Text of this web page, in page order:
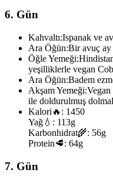
6. Gün
Kahvaltı:Ispanak ve
Ara Öğün:Bir avuç ay
Öğle Yemeği:
yeşilliklerle vegan
Ara Öğün:Badem
Akşam Yemeği:Vegan
ile doldurulmuş
Kalori 🔥: 1450
Yağ 💧: 113g
Karbonhidrat🌾: 56g
Protein🥩: 64g
7. Gün